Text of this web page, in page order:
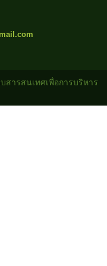
สารสนเทศเพื่อการบริหาร